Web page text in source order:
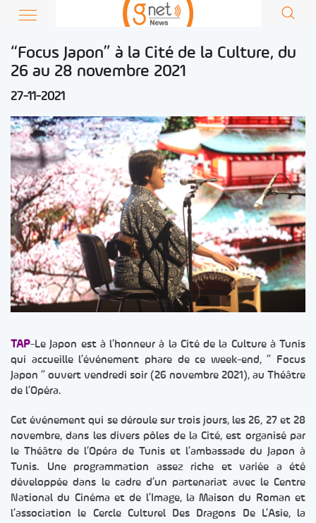
“Focus Japon” à la Cité de la Culture, du
26 au 28 novembre 2021
27-11-2021
TAP-Le Japon est à l’honneur à la Cité de la Culture à Tunis
qui accueille l’événement phare de ce week-end, ” Focus
Japon ” ouvert vendredi soir (26 novembre 2021), au Théâtre
de l’Opéra.
Cet événement qui se déroule sur trois jours, les 26, 27 et 28
novembre, dans les divers pôles de la Cité, est organisé par
le Théâtre de l’Opéra de Tunis et l’ambassade du Japon à
Tunis. Une programmation assez riche et variée a été
développée dans le cadre d’un partenariat avec le Centre
National du Cinéma et de l’Image, la Maison du Roman et
l’association le Cercle Culturel Des Dragons De L’Asie, la